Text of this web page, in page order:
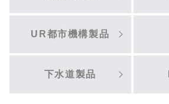
UR都市機構製品
下水道製品